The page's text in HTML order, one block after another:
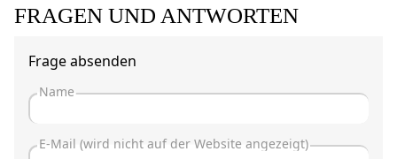
FRAGEN UND ANTWORTEN
Frage absenden